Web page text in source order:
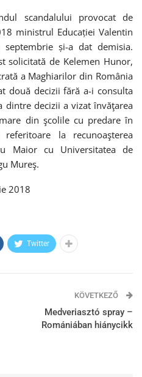
scandalului provocat de
ministrul Educației Valentin
și-a dat demisia.
solicitată de Kelemen Hunor,
a Maghiarilor din România
două decizii fără a-i consulta
dintre decizii a vizat învăţarea
din şcolile cu predare în
la recunoaşterea
Maior cu Universitatea de
Mureş.
2018
Twitter
KÖVETKEZŐ
Medveriasztó spray –
Romániában hiánycikk